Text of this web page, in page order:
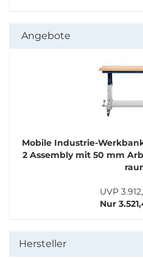
Angebote
Mo­bi­le Industrie-​​
2 As­sem­bly mit 50 mm
UVP
Nur
Hersteller